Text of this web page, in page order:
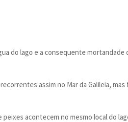
do lago e a consequente mortandade
assim no Mar da Galileia, mas
acontecem no mesmo local do